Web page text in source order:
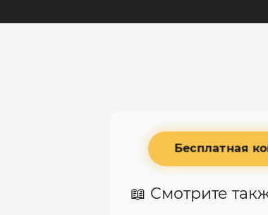
Бесплатная
📖 Смотрите